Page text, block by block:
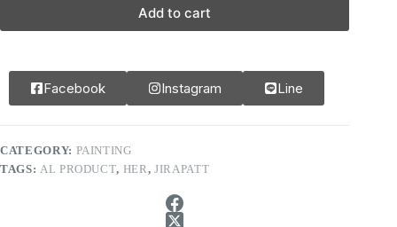
Add to cart
Facebook Instagram Line
CATEGORY: PAINTING
TAGS: AL PRODUCT, HER , JIRAPATT